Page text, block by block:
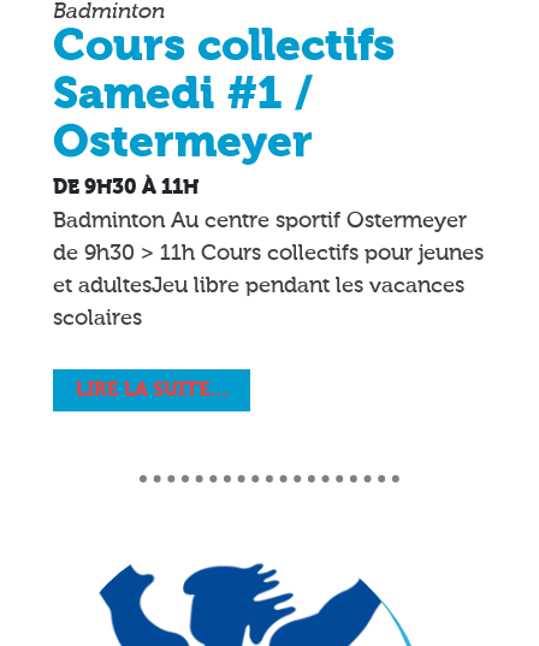
Badminton
Cours collectifs
Samedi #1 /
Ostermeyer
DE 9H30 À 11H
Badminton Au centre sportif Ostermeyer
de 9h30 > 11h Cours collectifs pour jeunes
et adultesJeu libre pendant les vacances
scolaires
LIRE LA SUITE…